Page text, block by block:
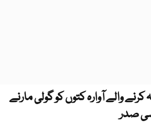
والے آوارہ کتوں کو گولی مارنے
صدر